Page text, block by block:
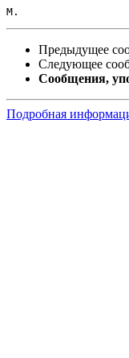
Предыдущее
Следующее
Сообщения,
Подробная